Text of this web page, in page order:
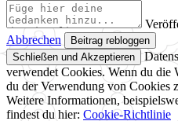
Abbrechen
verwendet Cookies. Wenn du die
du der Verwendung von Cookies
Weitere Informationen,
findest du hier: Cookie-Richtlinie